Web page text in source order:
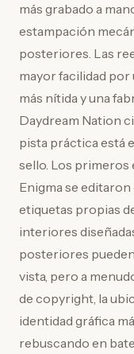
más grabado a
estampación
posteriores. Las
mayor facilidad
más nítida y una
Daydream Nation
pista práctica está
sello. Los primeros
Enigma se
etiquetas propias
interiores
posteriores
vista, pero a
de copyright, la
identidad gráfica
rebuscando en